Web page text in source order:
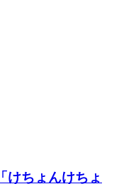
けちょんけちょ